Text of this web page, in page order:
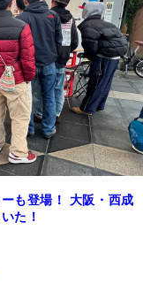
も登場！ 大阪・西成
た！